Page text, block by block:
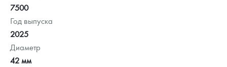
7500
Год выпуска
2025
Диаметр
42 мм